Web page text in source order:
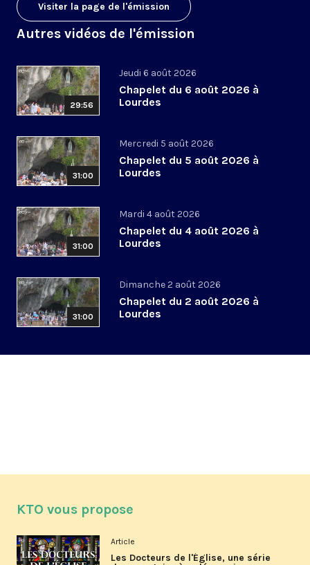
Visiter la page de l'émission
Autres vidéos de l'émission
29:56
Jeudi 6 août 2026
Chapelet du 6 août 2026 à
Lourdes
31:00
Mercredi 5 août 2026
Chapelet du 5 août 2026 à
Lourdes
31:00
Mardi 4 août 2026
Chapelet du 4 août 2026 à
Lourdes
31:00
Dimanche 2 août 2026
Chapelet du 2 août 2026 à
Lourdes
KTO vous propose
Article
Les Docteurs de l'Église, une série